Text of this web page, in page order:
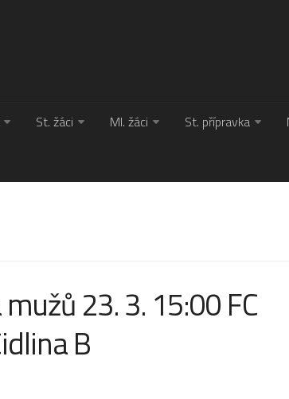
St. žáci Ml. žáci St. přípravka
23. 3. 15:00 FC
B